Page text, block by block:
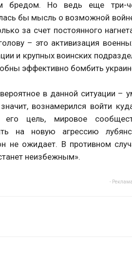
бредом. Но ведь еще три-
бы мысль о возможной
за счет постоянного
– это активизация
и крупных воинских
эффективно бомбить
в данной ситуации –
вознамерился войти
его цель, мировое
на новую агрессию
не ожидает. В противном
неизбежным».
-